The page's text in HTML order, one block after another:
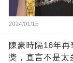
2024/01/15
陳豪時隔16年
獎，直言不是太